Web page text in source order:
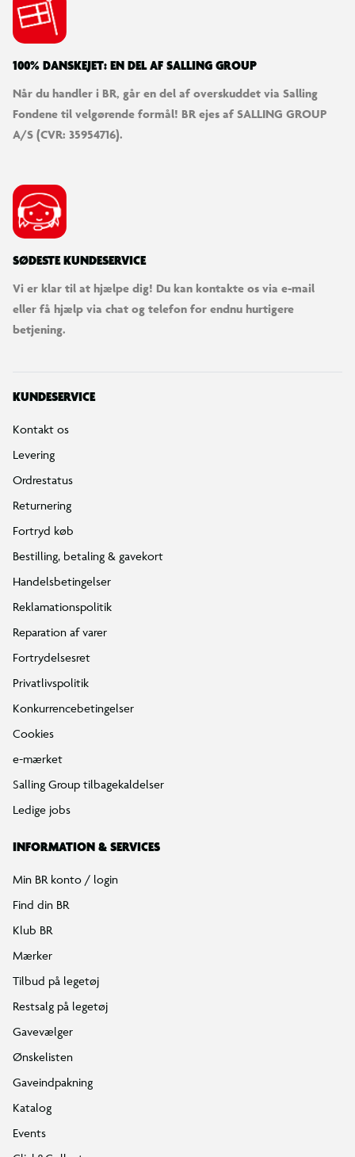
100% DANSKEJET: EN DEL AF SALLING GROUP
Når du handler i BR, går en del af overskuddet via Salling
Fondene til velgørende formål! BR ejes af SALLING GROUP
A/S (CVR: 35954716).
SØDESTE KUNDESERVICE
Vi er klar til at hjælpe dig! Du kan kontakte os via e-mail
eller få hjælp via chat og telefon for endnu hurtigere
betjening.
KUNDESERVICE
Kontakt os
Levering
Ordrestatus
Returnering
Fortryd køb
Bestilling, betaling & gavekort
Handelsbetingelser
Reklamationspolitik
Reparation af varer
Fortrydelsesret
Privatlivspolitik
Konkurrencebetingelser
Cookies
e-mærket
Salling Group tilbagekaldelser
Ledige jobs
INFORMATION & SERVICES
Min BR konto / login
Find din BR
Klub BR
Mærker
Tilbud på legetøj
Restsalg på legetøj
Gavevælger
Ønskelisten
Gaveindpakning
Katalog
Events